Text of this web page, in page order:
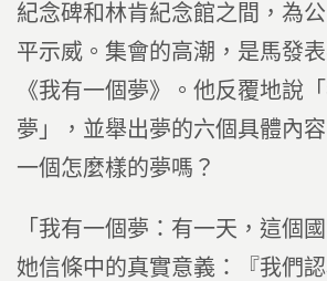
紀念碑和林肯紀念館之間，為
平示威。集會的高潮，是馬發
《我有一個夢》。他反覆地說
夢」，並舉出夢的六個具體內
一個怎麼樣的夢嗎？
「我有一個夢：有一天，這個
她信條中的真實意義：『我們